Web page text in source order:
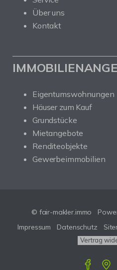
Über uns
Kontakt
Eigentumswohnungen
Häuser zum Kauf
Grundstücke
Mietangebote
Renditeobjekte
Gewerbeimmobilien
© fair-makler.immo
Impressum
Datenschutz
Vertrag